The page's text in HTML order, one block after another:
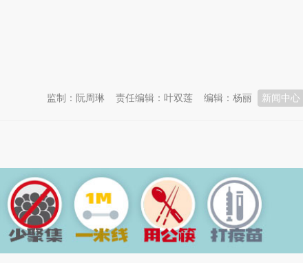
新闻中心
编辑：杨丽
责任编辑：叶双莲
监制：阮周琳